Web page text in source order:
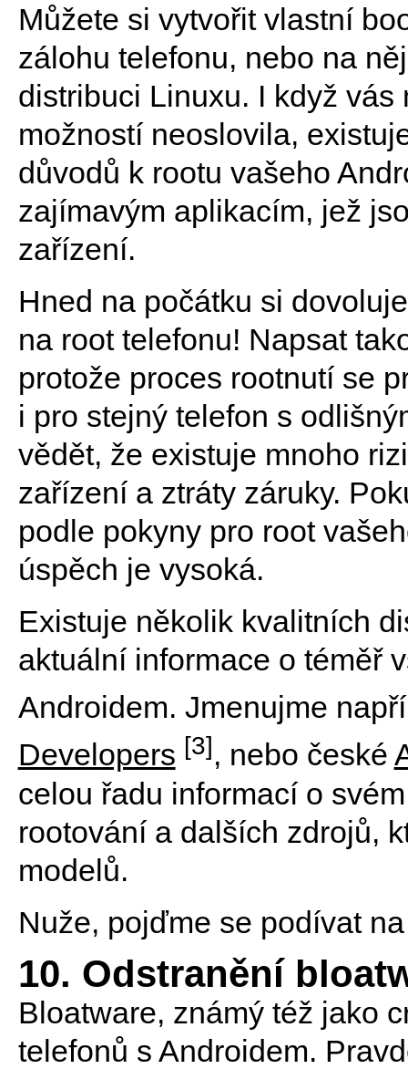
Můžete si vytvořit vlastní
zálohu telefonu, nebo na
distribuci Linuxu. I když
možností neoslovila,
důvodů k rootu vašeho
zajímavým aplikacím, jež
zařízení.
Hned na počátku si
na root telefonu! Napsat
protože proces rootnutí se
i pro stejný telefon s
vědět, že existuje mnoho
zařízení a ztráty záruky.
podle pokyny pro root
úspěch je vysoká.
Existuje několik kvalitních
aktuální informace o téměř
Androidem. Jmenujme
Developers [3], nebo české
celou řadu informací o
rootování a dalších zdrojů,
modelů.
Nuže, pojďme se podívat
10. Odstranění
Bloatware, známý též jako
telefonů s Androidem.